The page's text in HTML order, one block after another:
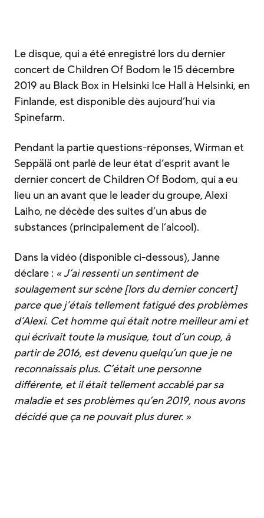
Le disque, qui a été enregistré lors du dernier
concert de Children Of Bodom le 15 décembre
2019 au Black Box in Helsinki Ice Hall à Helsinki, en
Finlande, est disponible dès aujourd’hui via
Spinefarm.
Pendant la partie questions-réponses, Wirman et
Seppälä ont parlé de leur état d’esprit avant le
dernier concert de Children Of Bodom, qui a eu
lieu un an avant que le leader du groupe, Alexi
Laiho, ne décède des suites d’un abus de
substances (principalement de l’alcool).
Dans la vidéo (disponible ci-dessous), Janne
déclare : « J’ai ressenti un sentiment de
soulagement sur scène [lors du dernier concert]
parce que j’étais tellement fatigué des problèmes
d’Alexi. Cet homme qui était notre meilleur ami et
qui écrivait toute la musique, tout d’un coup, à
partir de 2016, est devenu quelqu’un que je ne
reconnaissais plus. C’était une personne
différente, et il était tellement accablé par sa
maladie et ses problèmes qu’en 2019, nous avons
décidé que ça ne pouvait plus durer. »